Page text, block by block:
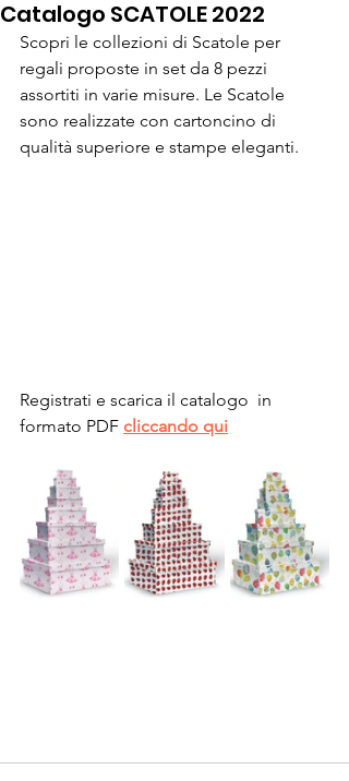
Catalogo SCATOLE 2022
Scopri le collezioni di Scatole per
regali proposte in set da 8 pezzi
assortiti in varie misure. Le Scatole
sono realizzate con cartoncino di
qualità superiore e stampe eleganti.
Registrati e scarica il catalogo  in
formato PDF cliccando qui